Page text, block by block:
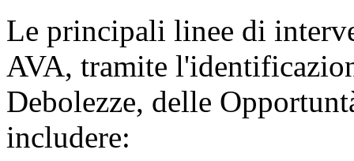
Le principali linee di
AVA, tramite
Debolezze, delle
includere: